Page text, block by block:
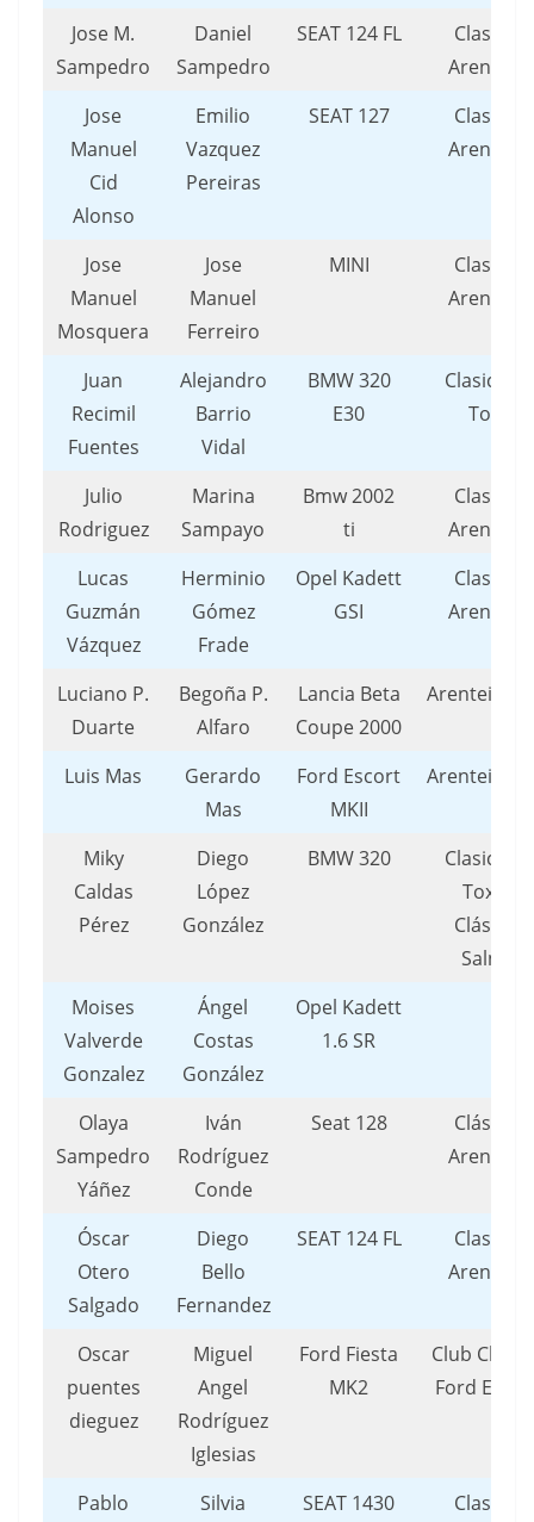
Jose M.
Sampedro
Daniel
Sampedro
SEAT 124 FL
Clasicos
Arenteiro
Jose
Manuel
Cid
Alonso
Emilio
Vazquez
Pereiras
SEAT 127
Clasicos
Arenteiro
Jose
Manuel
Mosquera
Jose
Manuel
Ferreiro
MINI
Clasicos
Arenteiro
Juan
Recimil
Fuentes
Alejandro
Barrio
Vidal
BMW 320
E30
Clasicos
Toxo
Julio
Rodriguez
Marina
Sampayo
Bmw 2002
ti
Clasicos
Arenteiro
Lucas
Guzmán
Vázquez
Herminio
Gómez
Frade
Opel Kadett
GSI
Clasicos
Arenteiro
Luciano P.
Duarte
Begoña P.
Alfaro
Lancia Beta
Coupe 2000
Arenteiro/
Luis Mas
Gerardo
Mas
Ford Escort
MKII
Arenteiro/
Miky
Caldas
Pérez
Diego
López
González
BMW 320
Clasicos
Toxo /
Clásicos
Salnes
Moises
Valverde
Gonzalez
Ángel
Costas
González
Opel Kadett
1.6 SR
Olaya
Sampedro
Yáñez
Iván
Rodríguez
Conde
Seat 128
Clásicos
Arenteiro
Óscar
Otero
Salgado
Diego
Bello
Fernandez
SEAT 124 FL
Clasicos
Arenteiro
Oscar
puentes
dieguez
Miguel
Angel
Rodríguez
Iglesias
Ford Fiesta
MK2
Club
Ford
Pablo
Silvia
SEAT 1430
Clasicos